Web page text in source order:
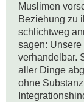
Muslimen
Beziehung zu
schlichtweg
sagen:
verhandelbar.
aller Dinge
ohne